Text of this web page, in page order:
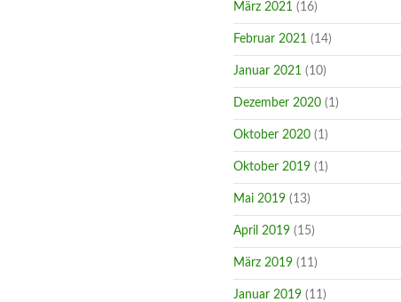
März 2021 (16)
Februar 2021 (14)
Januar 2021 (10)
Dezember 2020 (1)
Oktober 2020 (1)
Oktober 2019 (1)
Mai 2019 (13)
April 2019 (15)
März 2019 (11)
Januar 2019 (11)